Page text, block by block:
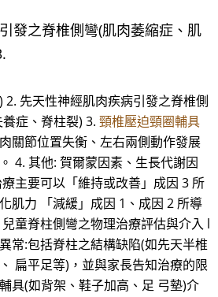
發之脊椎側彎(肌肉萎縮症、肌
2. 先天性神經肌肉疾病引發之脊椎側
症、脊柱裂) 3. 頸椎壓迫頸圈輔具
關節位置失衡、左右兩側動作發展
4. 其他: 賀爾蒙因素、生長代謝因
主要可以「維持或改善」成因 3 所
肌力 「減緩」成因 1、成因 2 所導
童脊柱側彎之物理治療評估與介入 l
常:包括脊柱之結構缺陷(如先天半椎
扁平足等)，並與家長告知治療的限
具(如背架、鞋子加高、足 弓墊)介